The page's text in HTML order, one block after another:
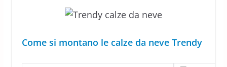
Come si montano le calze da neve Trendy